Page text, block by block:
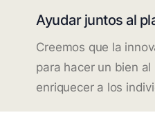
Ayudar juntos al
Creemos que la
para hacer un bien
enriquecer a los